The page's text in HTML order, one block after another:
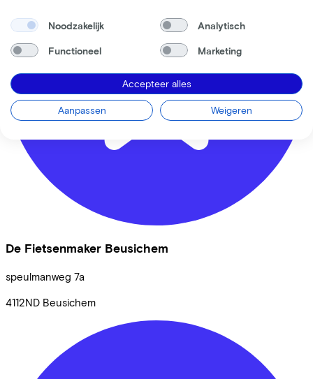
De Fietsenmaker Beusichem
speulmanweg 7a
4112ND Beusichem
Noodzakelijk Analytisch
Functioneel Marketing
Accepteer alles
Aanpassen Weigeren